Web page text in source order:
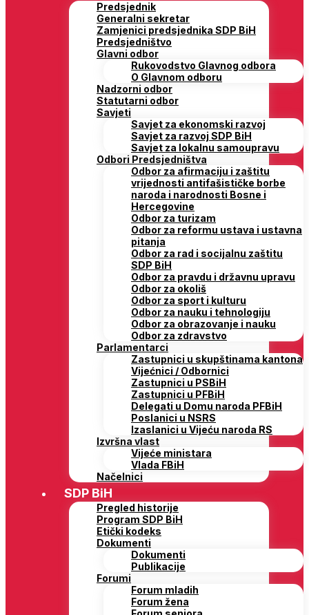
Predsjednik
Generalni sekretar
Zamjenici predsjednika SDP BiH
Predsjedništvo
Glavni odbor
Rukovodstvo Glavnog odbora
O Glavnom odboru
Nadzorni odbor
Statutarni odbor
Savjeti
Savjet za ekonomski razvoj
Savjet za razvoj SDP BiH
Savjet za lokalnu samoupravu
Odbori Predsjedništva
Odbor za afirmaciju i zaštitu
vrijednosti antifašističke borbe
naroda i narodnosti Bosne i
Hercegovine
Odbor za turizam
Odbor za reformu ustava i ustavna
pitanja
Odbor za rad i socijalnu zaštitu
SDP BiH
Odbor za pravdu i državnu upravu
Odbor za okoliš
Odbor za sport i kulturu
Odbor za nauku i tehnologiju
Odbor za obrazovanje i nauku
Odbor za zdravstvo
Parlamentarci
Zastupnici u skupštinama kantona
Vijećnici / Odbornici
Zastupnici u PSBiH
Zastupnici u PFBiH
Delegati u Domu naroda PFBiH
Poslanici u NSRS
Izaslanici u Vijeću naroda RS
Izvršna vlast
Vijeće ministara
Vlada FBiH
Načelnici
SDP BiH
Pregled historije
Program SDP BiH
Etički kodeks
Dokumenti
Dokumenti
Publikacije
Forumi
Forum mladih
Forum žena